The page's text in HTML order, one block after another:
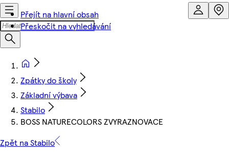
Přejít na hlavní obsah
Přeskočit na vyhledávání
Zpátky do školy
Základní výbava
Stabilo
BOSS NATURECOLORS ZVYRAZNOVACE
Zpět na Stabilo